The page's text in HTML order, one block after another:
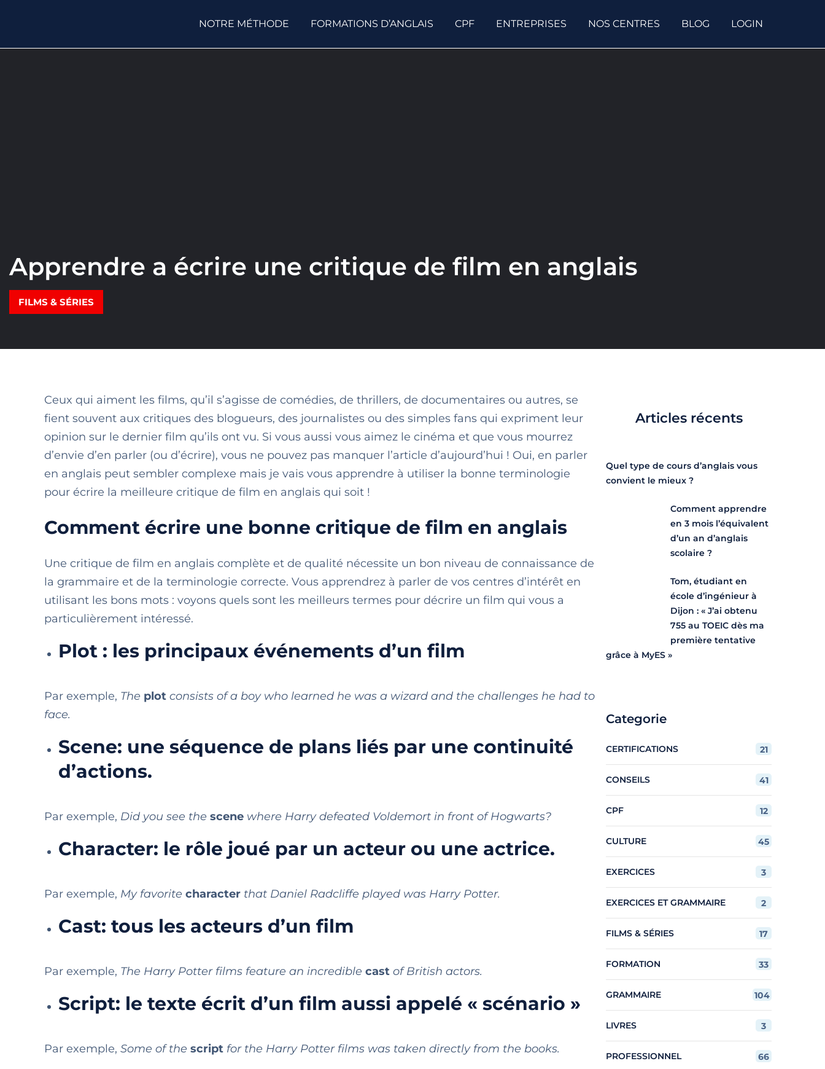
NOTRE MÉTHODE FORMATIONS D’ANGLAIS CPF ENTREPRISES NOS CENTRES BLOG LOGIN
Apprendre a écrire une critique de film en anglais
FILMS & SÉRIES
Ceux qui aiment les films, qu’il s’agisse de comédies, de thrillers, de documentaires ou autres, se
fient souvent aux critiques des blogueurs, des journalistes ou des simples fans qui expriment leur
opinion sur le dernier film qu’ils ont vu. Si vous aussi vous aimez le cinéma et que vous mourrez
d’envie d’en parler (ou d’écrire), vous ne pouvez pas manquer l’article d’aujourd’hui ! Oui, en parler
en anglais peut sembler complexe mais je vais vous apprendre à utiliser la bonne terminologie
pour écrire la meilleure critique de film en anglais qui soit !
Comment écrire une bonne critique de film en anglais
Une critique de film en anglais complète et de qualité nécessite un bon niveau de connaissance de
la grammaire et de la terminologie correcte. Vous apprendrez à parler de vos centres d’intérêt en
utilisant les bons mots : voyons quels sont les meilleurs termes pour décrire un film qui vous a
particulièrement intéressé.
Plot : les principaux événements d’un film
Par exemple, The plot consists of a boy who learned he was a wizard and the challenges he had to
face.
Scene: une séquence de plans liés par une continuité
d’actions.
Par exemple, Did you see the scene where Harry defeated Voldemort in front of Hogwarts?
Character: le rôle joué par un acteur ou une actrice.
Par exemple, My favorite character that Daniel Radcliffe played was Harry Potter.
Cast: tous les acteurs d’un film
Par exemple, The Harry Potter films feature an incredible cast of British actors.
Script: le texte écrit d’un film aussi appelé « scénario »
Par exemple, Some of the script for the Harry Potter films was taken directly from the books.
Articles récents
Quel type de cours d’anglais vous
convient le mieux ?
Comment apprendre
en 3 mois l’équivalent
d’un an d’anglais
scolaire ?
Tom, étudiant en
école d’ingénieur à
Dijon : « J’ai obtenu
755 au TOEIC dès ma
première tentative
grâce à MyES »
Categorie
CERTIFICATIONS 21
CONSEILS 41
CPF 12
CULTURE 45
EXERCICES 3
EXERCICES ET GRAMMAIRE 2
FILMS & SÉRIES 17
FORMATION 33
GRAMMAIRE 104
LIVRES 3
PROFESSIONNEL 66